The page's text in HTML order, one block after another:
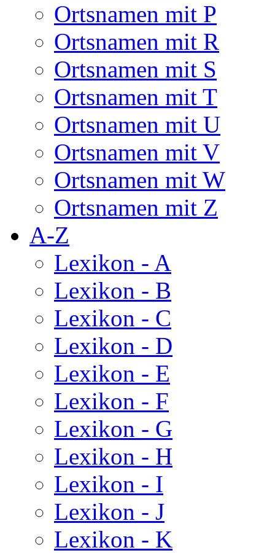
Ortsnamen mit P
Ortsnamen mit R
Ortsnamen mit S
Ortsnamen mit T
Ortsnamen mit U
Ortsnamen mit V
Ortsnamen mit W
Ortsnamen mit Z
A-Z
Lexikon - A
Lexikon - B
Lexikon - C
Lexikon - D
Lexikon - E
Lexikon - F
Lexikon - G
Lexikon - H
Lexikon - I
Lexikon - J
Lexikon - K